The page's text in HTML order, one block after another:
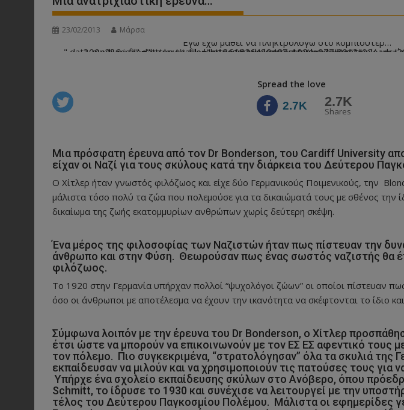
23/02/2013 Μάρσα
Εγώ έχω μάθει να πληκτρολογώ στο κομπιούτερ…
" data-medium-file="https://taskylonea.com/wp-content/uploads/2013/02/-μηνών-144-e1361626480407-300x286.jpg" data-large-file="https://taskylonea.com/wp-content/uploads/2013/02/-μηνών-144-e1361626480407-1024x977.jpg"/>
Spread the love
2.7K 2.7K
Shares
Μια πρόσφατη έρευνα από τον Dr Bonderson, του Cardiff University
είχαν οι Ναζί για τους σκύλους κατά την διάρκεια του Δεύτερου
Ο Χίτλερ ήταν γνωστός φιλόζωος και είχε δύο Γερμανικούς Ποιμενικούς, την
μάλιστα τόσο πολύ τα ζώα που πολεμούσε για τα δικαιώματά τους με σθένος την
δικαίωμα της ζωής εκατομμυρίων ανθρώπων χωρίς δεύτερη σκέψη.
Ένα μέρος της φιλοσοφίας των Ναζιστών ήταν πως πίστευαν την
άνθρωπο και στην Φύση. Θεωρούσαν πως ένας σωστός ναζιστής θα
φιλόζωος.
Το 1920 στην Γερμανία υπήρχαν πολλοί “ψυχολόγοι ζώων” οι οποίοι πίστευαν
όσο οι άνθρωποι με αποτέλεσμα να έχουν την ικανότητα να σκέφτονται το ίδιο
Σύμφωνα λοιπόν με την έρευνα του Dr Bonderson, ο Χίτλερ
έτσι ώστε να μπορούν να επικοινωνούν με τον ΕΣ ΕΣ αφεντικό τους
τον πόλεμο. Πιο συγκεκριμένα, “στρατολόγησαν” όλα τα σκυλιά της
εκπαίδευσαν να μιλούν και να χρησιμοποιούν τις πατούσες τους για
Υπήρχε ένα σχολείο εκπαίδευσης σκύλων στο Ανόβερο, όπου
Schmitt, το ίδρυσε το 1930 και συνέχισε να λειτουργεί με την
τέλος του Δεύτερου Παγκοσμίου Πολέμου. Μάλιστα οι εφημερίδες